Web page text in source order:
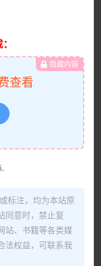
隐藏内容
查看
标注，均为本站原
同意时，禁止复
站、书籍等各类媒
法权益，可联系我